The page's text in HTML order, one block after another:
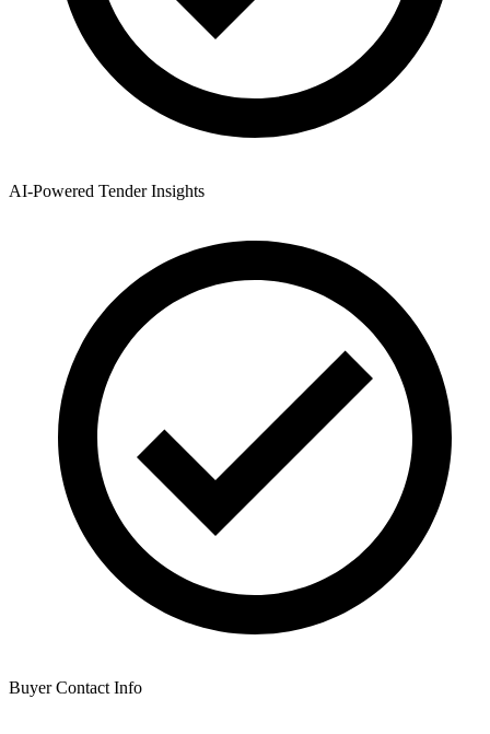
AI-Powered Tender Insights
Buyer Contact Info